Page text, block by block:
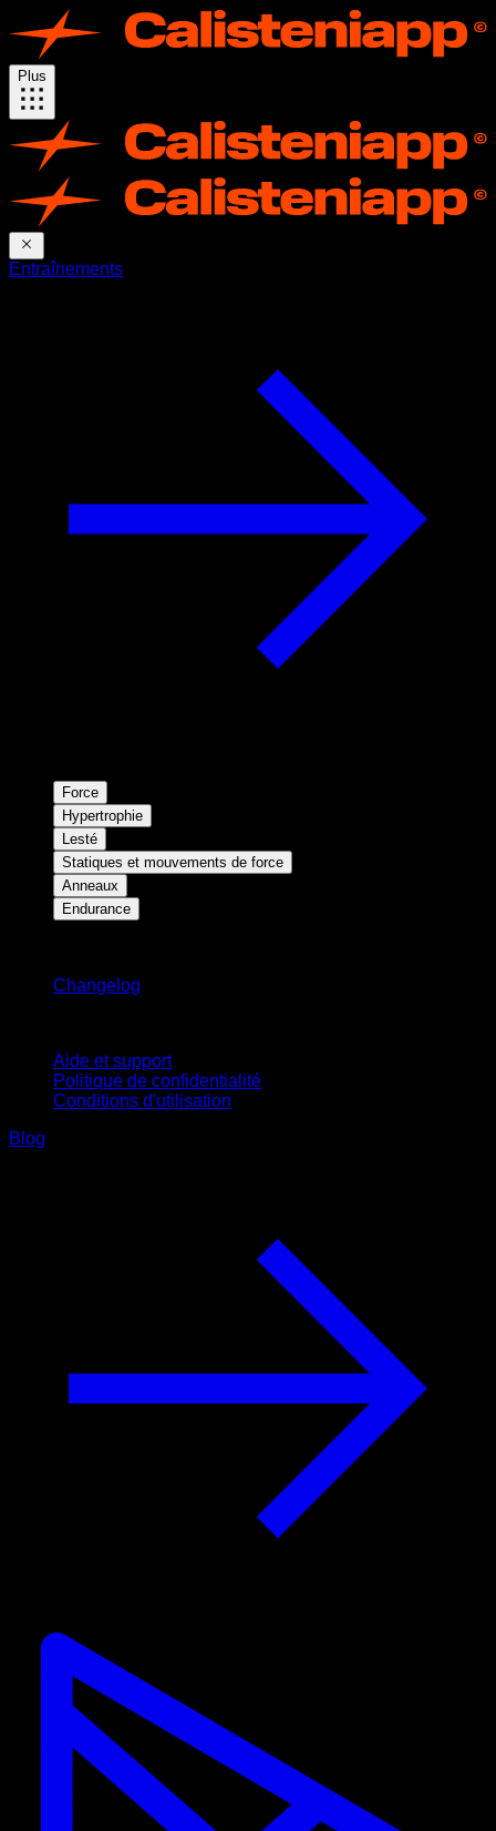
Plus
Entraînements
Force
Hypertrophie
Lesté
Statiques et mouvements de force
Anneaux
Endurance
Changelog
Aide et support
Politique de confidentialité
Conditions d'utilisation
Blog